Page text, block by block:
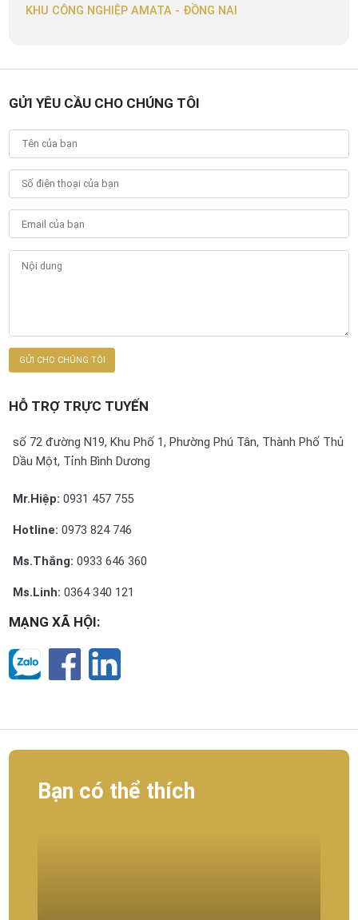
KHU CÔNG NGHIỆP AMATA - ĐỒNG NAI
GỬI YÊU CẦU CHO CHÚNG TÔI
HỖ TRỢ TRỰC TUYẾN
số 72 đường N19, Khu Phố 1, Phường Phú Tân, Thành Phố Thủ
Dầu Một, Tỉnh Bình Dương
Mr.Hiệp: 0931 457 755
Hotline: 0973 824 746
Ms.Thắng: 0933 646 360
Ms.Linh: 0364 340 121
MẠNG XÃ HỘI:
Bạn có thể thích